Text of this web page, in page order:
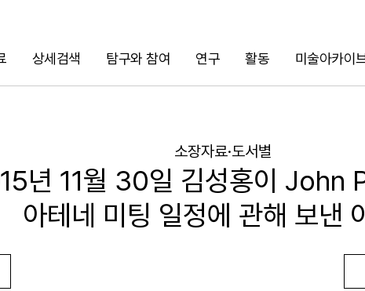
상세검색 탐구와 참여 연구 활동 미술아카이
검색
소장자료·도서별
년 11월 30일 김성홍이 John
아테네 미팅 일정에 관해 보낸